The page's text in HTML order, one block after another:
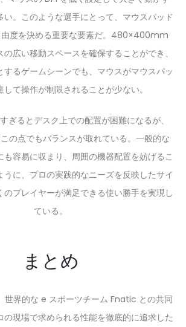
い。このような選手にとって、マウスパッド
由度を決める重要な要素だ。480×400mm
広い移動スペースを確保することができ、
するゲームシーンでも、マウスがマウスパッ
して操作が制限されることが少ない。
ぎるとデスク上での配置が困難になるが、
点でもバランスが取れている。一般的な
容易に収まり、周囲の機器配置を妨げるこ
うに、プロの実践的なニーズを反映したサイ
のプレイヤーが満足できる使い勝手を実現し
ている。
まとめ
世界的な e スポーツチーム Fnatic との共同
の現場で求められる性能を徹底的に追求した